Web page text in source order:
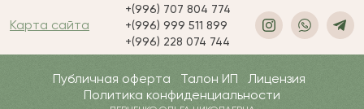
Карта сайта
+(996) 707 804 774
+(996) 999 511 899
+(996) 228 074 744
Публичная оферта Талон ИП
Лицензия
Политика конфиденциальности